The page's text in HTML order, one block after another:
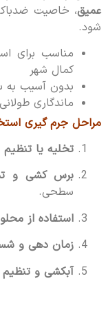
عمیق، خاصیت
شود.
مناسب برای
کمال شهر
بدون آسیب به
ماندگاری
مراحل جرم گیری
تخلیه یا
برس کشی و
سطحی.
استفاده از
زمان دهی و
آبکشی و تنظیم PH آب استخر